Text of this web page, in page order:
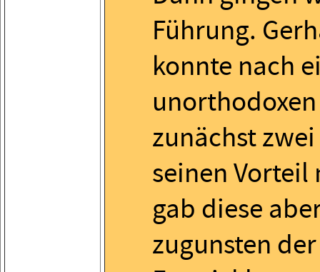
Führung.
konnte nach
zunächst
seinen Vorteil
gab diese
zugunsten